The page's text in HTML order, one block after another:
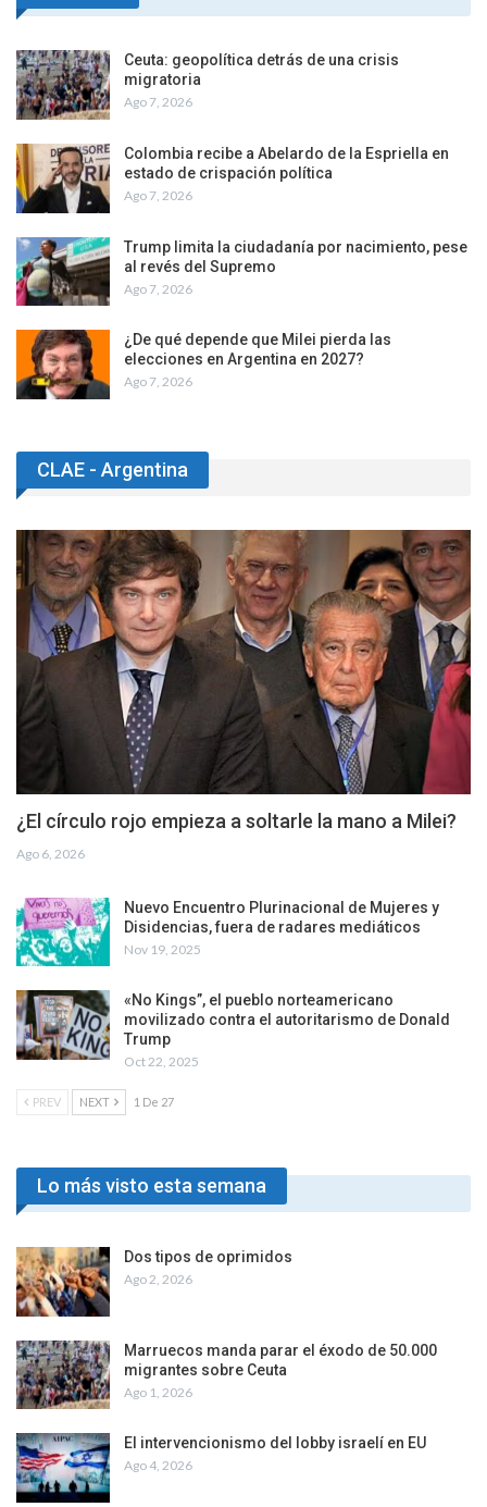
Ceuta: geopolítica detrás de una crisis
migratoria
Ago 7, 2026
Colombia recibe a Abelardo de la Espriella en
estado de crispación política
Ago 7, 2026
Trump limita la ciudadanía por nacimiento, pese
al revés del Supremo
Ago 7, 2026
¿De qué depende que Milei pierda las
elecciones en Argentina en 2027?
Ago 7, 2026
CLAE - Argentina
¿El círculo rojo empieza a soltarle la mano a Milei?
Ago 6, 2026
Nuevo Encuentro Plurinacional de Mujeres y
Disidencias, fuera de radares mediáticos
Nov 19, 2025
«No Kings”, el pueblo norteamericano
movilizado contra el autoritarismo de Donald
Trump
Oct 22, 2025
PREV NEXT 1 De 27
Lo más visto esta semana
Dos tipos de oprimidos
Ago 2, 2026
Marruecos manda parar el éxodo de 50.000
migrantes sobre Ceuta
Ago 1, 2026
El intervencionismo del lobby israelí en EU
Ago 4, 2026